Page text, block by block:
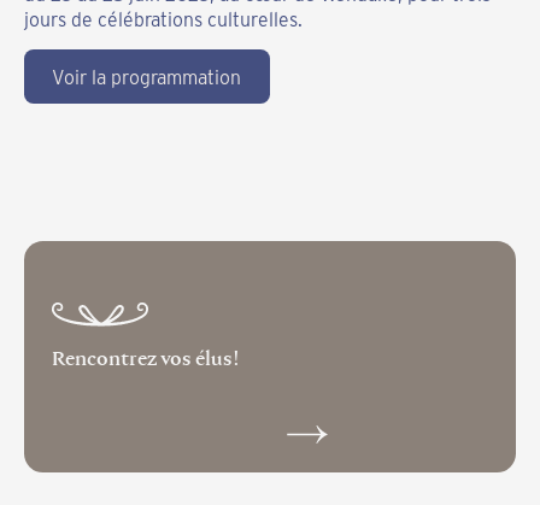
jours de célébrations culturelles.
Voir la programmation
Rencontrez vos élus!